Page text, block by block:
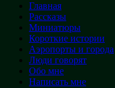
Главная
Рассказы
Миниатюры
Короткие истории
Аэропорты и города
Люди говорят
Обо мне
Написать мне